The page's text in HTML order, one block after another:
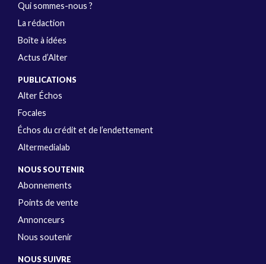
Qui sommes-nous ?
La rédaction
Boîte à idées
Actus d’Alter
PUBLICATIONS
Alter Échos
Focales
Échos du crédit et de l’endettement
Altermedialab
NOUS SOUTENIR
Abonnements
Points de vente
Annonceurs
Nous soutenir
NOUS SUIVRE